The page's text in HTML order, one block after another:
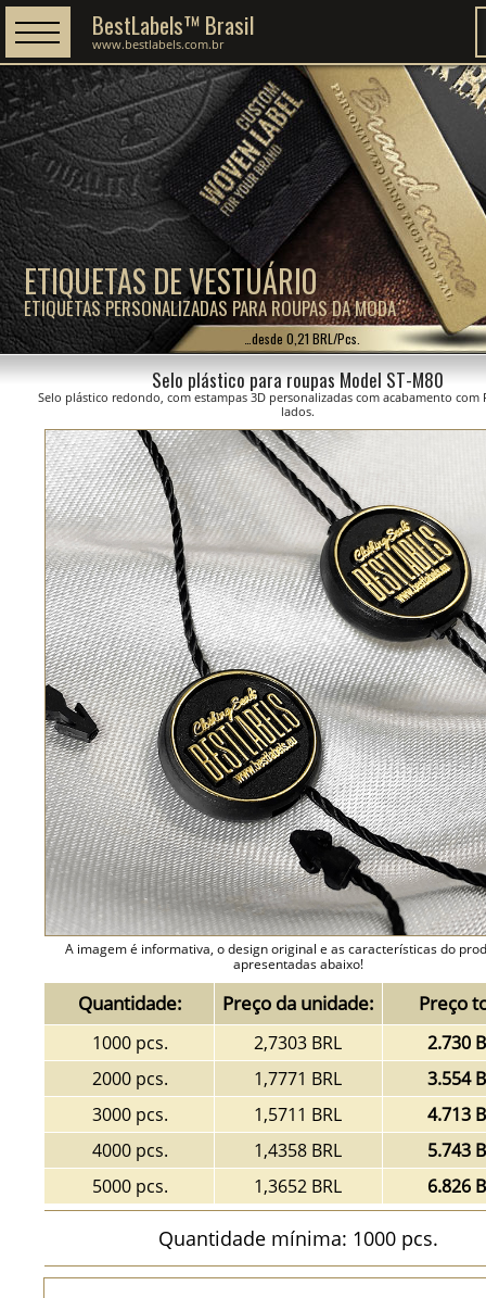
ETIQUETAS DE VESTUÁRIO
ETIQUETAS PERSONALIZADAS PARA ROUPAS DA MODA
BestLabels™ Brasil
www.bestlabels.com.br
…desde 0,21 BRL/Pcs.
Selo plástico para roupas Model ST-M80
Selo plástico redondo, com estampas 3D personalizadas com acabamento com
lados.
A imagem é informativa, o design original e as características do
apresentadas abaixo!
Quantidade: Preço da unidade: Preço
1000 pcs. 2,7303 BRL
2.730
2000 pcs.
1,7771 BRL
3.554
3000 pcs.
1,5711 BRL
4.713
4000 pcs.
1,4358 BRL
5.743
5000 pcs.
1,3652 BRL 6.826
Quantidade mínima: 1000 pcs.